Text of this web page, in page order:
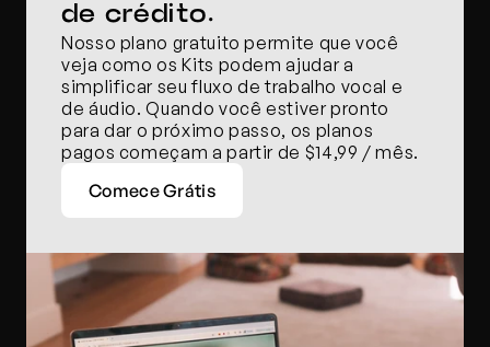
de crédito.
Nosso plano gratuito permite que você
veja como os Kits podem ajudar a
simplificar seu fluxo de trabalho vocal e
de áudio. Quando você estiver pronto
para dar o próximo passo, os planos
pagos começam a partir de $14,99 / mês.
Comece Grátis